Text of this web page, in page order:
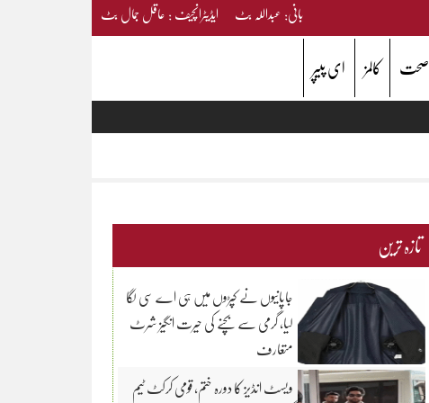
بانی: عبداللہ بٹ ایڈیٹرانچیف : عاقل جمال بٹ
صحت کالمز ای پیپر
تازہ ترین
جاپانیوں نے کپڑوں میں ہی اے سی لگا
لیا، گرمی سے بچنے کی حیرت انگیز شرٹ
متعارف
ویسٹ انڈیز کا دورہ ختم، قومی کرکٹ ٹیم